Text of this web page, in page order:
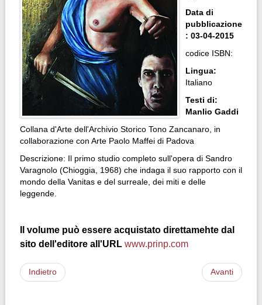
Data di
pubblicazione
: 03-04-2015
codice ISBN:
Lingua:
Italiano
Testi di:
Manlio Gaddi
Collana d'Arte dell'Archivio Storico Tono Zancanaro, in
collaborazione con Arte Paolo Maffei di Padova
Descrizione: Il primo studio completo sull'opera di Sandro
Varagnolo (Chioggia, 1968) che indaga il suo rapporto con il
mondo della Vanitas e del surreale, dei miti e delle
leggende.
Il volume può essere acquistato direttamehte dal
sito dell'editore all'URL www.prinp.com
Indietro Avanti